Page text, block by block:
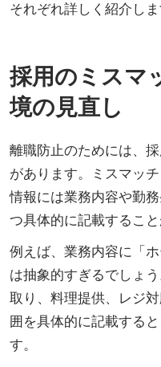
それぞれ詳しく紹介しま
採用のミスマ
境の見直し
離職防止のためには、
があります。ミスマッ
情報には業務内容や勤
つ具体的に記載すること
例えば、業務内容に「
は抽象的すぎるでしょ
取り、料理提供、レジ
囲を具体的に記載する
す。